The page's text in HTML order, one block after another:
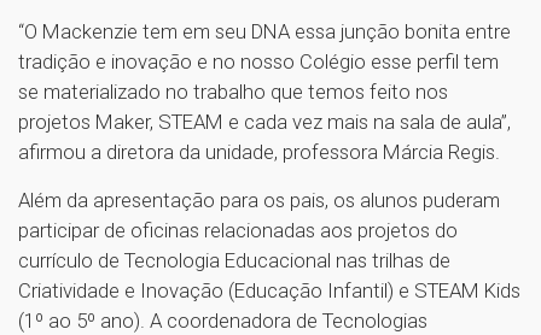
“O Mackenzie tem em seu DNA essa junção bonita entre
tradição e inovação e no nosso Colégio esse perfil tem
se materializado no trabalho que temos feito nos
projetos Maker, STEAM e cada vez mais na sala de aula”,
afirmou a diretora da unidade, professora Márcia Regis.
Além da apresentação para os pais, os alunos puderam
participar de oficinas relacionadas aos projetos do
currículo de Tecnologia Educacional nas trilhas de
Criatividade e Inovação (Educação Infantil) e STEAM Kids
(1º ao 5º ano). A coordenadora de Tecnologias